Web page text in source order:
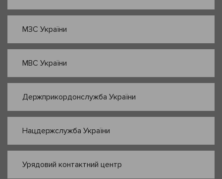
МЗС України
МВС України
Держприкордонслужба України
Нацдержслужба України
Урядовий контактний центр